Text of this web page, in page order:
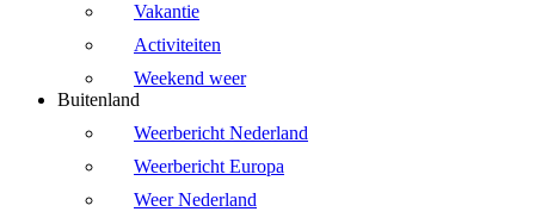
Vakantie
Activiteiten
Weekend weer
Buitenland
Weerbericht Nederland
Weerbericht Europa
Weer Nederland